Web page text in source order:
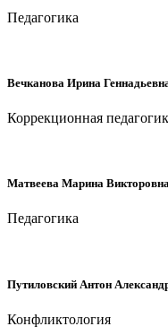
Педагогика
Вечканова Ирина
Коррекционная
Матвеева Марина
Педагогика
Путиловский Антон
Конфликтология